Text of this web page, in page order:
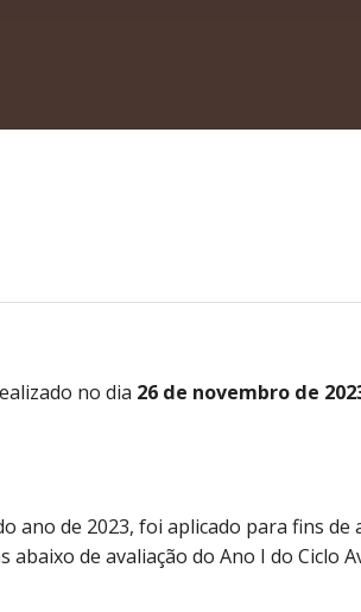
no dia 26 de novembro de
ano de 2023, foi aplicado para fins de
de avaliação do Ano I do Ciclo